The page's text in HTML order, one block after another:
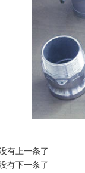
有上一条了
有下一条了